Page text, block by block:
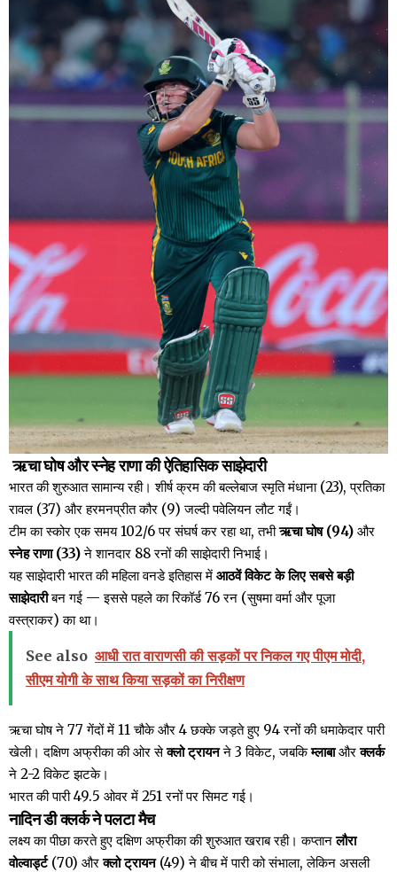
ऋचा घोष और स्नेह राणा की ऐतिहासिक साझेदारी
भारत की शुरुआत सामान्य रही। शीर्ष क्रम की बल्लेबाज स्मृति मंधाना (23), प्रतिका
रावल (37) और हरमनप्रीत कौर (9) जल्दी पवेलियन लौट गईं।
टीम का स्कोर एक समय 102/6 पर संघर्ष कर रहा था, तभीऋचा घोष (94) और
स्नेह राणा (33)ने शानदार 88 रनों की साझेदारी निभाई।
यह साझेदारी भारत की महिला वनडे इतिहास में आठवें विकेट के लिए सबसे बड़ी
साझेदारीबन गई — इससे पहले का रिकॉर्ड 76 रन (सुषमा वर्मा और पूजा
वस्त्राकर) का था।
See also आधी रात वाराणसी की सड़कों पर निकल गए पीएम मोदी,
सीएम योगी के साथ किया सड़कों का निरीक्षण
ऋचा घोष ने 77 गेंदों में 11 चौके और 4 छक्के जड़ते हुए 94 रनों की धमाकेदार पारी
खेली। दक्षिण अफ्रीका की ओर सेक्लो ट्रायनने 3 विकेट, जबकिम्लाबाऔरक्लर्क
ने 2-2 विकेट झटके।
भारत की पारी 49.5 ओवर में 251 रनों पर सिमट गई।
नादिन डी क्लर्क ने पलटा मैच
लक्ष्य का पीछा करते हुए दक्षिण अफ्रीका की शुरुआत खराब रही। कप्तानलौरा
वोल्वार्ड्ट(70) औरक्लो ट्रायन(49) ने बीच में पारी को संभाला, लेकिन असली